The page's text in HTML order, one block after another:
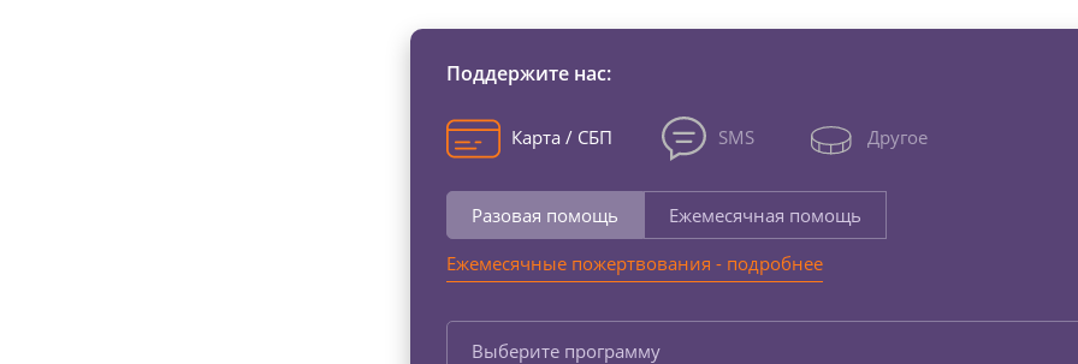
Поддержите нас:
Карта / СБП SMS Другое
Разовая помощь
Ежемесячная помощь
Ежемесячные пожертвования - подробнее
Выберите программу